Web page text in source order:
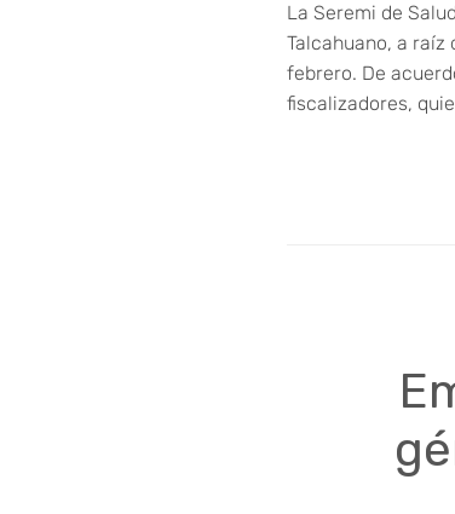
La Seremi de
Talcahuano, a
febrero. De
fiscalizadores,